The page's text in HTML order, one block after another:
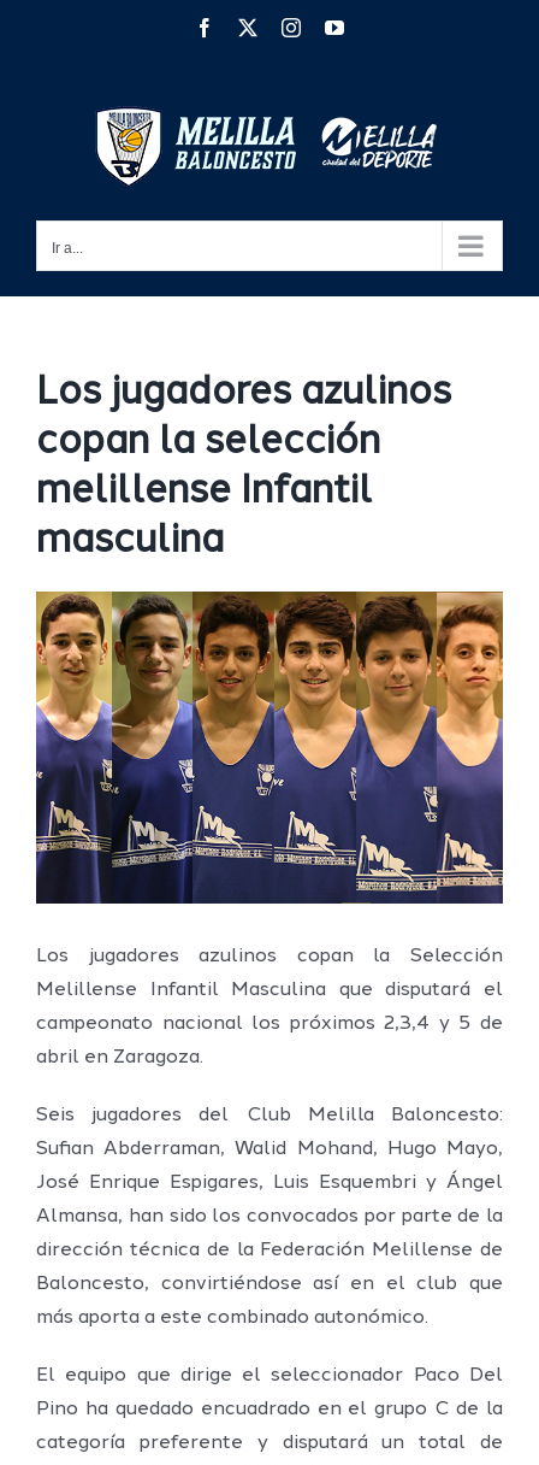
Facebook InstagramYouTube
Ir a...
Los jugadores azulinos
copan la selección
melillense Infantil
masculina
Ver
imagen
más
grande
Los jugadores azulinos copan la Selección
Melillense Infantil Masculina que disputará el
campeonato nacional los próximos 2,3,4 y 5 de
abril en Zaragoza.
Seis jugadores del Club Melilla Baloncesto:
Sufian Abderraman, Walid Mohand, Hugo Mayo,
José Enrique Espigares, Luis Esquembri y Ángel
Almansa, han sido los convocados por parte de la
dirección técnica de la Federación Melillense de
Baloncesto, convirtiéndose así en el club que
más aporta a este combinado autonómico.
El equipo que dirige el seleccionador Paco Del
Pino ha quedado encuadrado en el grupo C de la
categoría preferente y disputará un total de